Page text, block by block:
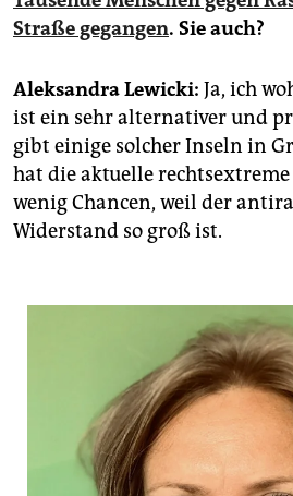
epaper login
Straße gegangen. Sie auch?
Aleksandra Lewicki: Ja, ich
ist ein sehr alternativer und
gibt einige solcher Inseln in
hat die aktuelle
wenig Chancen, weil der
Widerstand so groß ist.